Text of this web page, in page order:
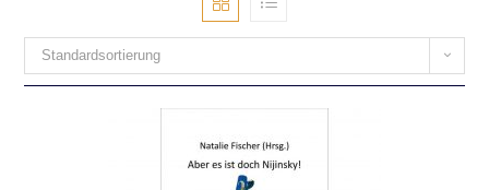
Standardsortierung